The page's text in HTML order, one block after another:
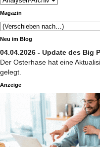
Magazin
Neu im Blog
04.04.2026 - Update des Big
Der Osterhase hat eine
gelegt.
Anzeige